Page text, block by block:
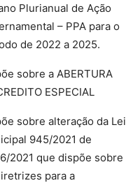
Plurianual de Ação
– PPA para o
de 2022 a 2025.
sobre a ABERTURA
ESPECIAL
sobre alteração da Lei
945/2021 de
2021 que dispõe sobre
para a